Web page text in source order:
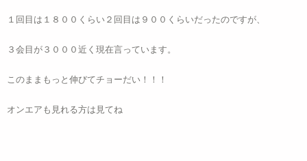
１回目は１８００くらい２回目は９００くらいだったのですが、
３会目が３０００近く現在言っています。
このままもっと伸びてチョーだい！！！
オンエアも見れる方は見てね